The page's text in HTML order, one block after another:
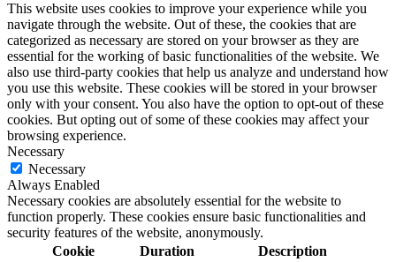
This website uses cookies to improve your experience while you
navigate through the website. Out of these, the cookies that are
categorized as necessary are stored on your browser as they are
essential for the working of basic functionalities of the website. We
also use third-party cookies that help us analyze and understand how
you use this website. These cookies will be stored in your browser
only with your consent. You also have the option to opt-out of these
cookies. But opting out of some of these cookies may affect your
browsing experience.
Necessary
Necessary
Always Enabled
Necessary cookies are absolutely essential for the website to
function properly. These cookies ensure basic functionalities and
security features of the website, anonymously.
Cookie
Duration Description